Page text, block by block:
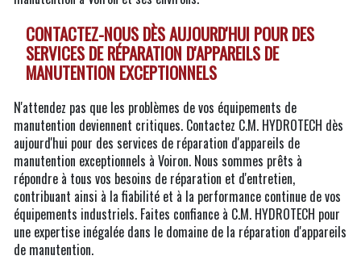
CONTACTEZ-NOUS DÈS AUJOURD'HUI POUR DES
SERVICES DE RÉPARATION D'APPAREILS DE
MANUTENTION EXCEPTIONNELS
N'attendez pas que les problèmes de vos équipements de
manutention deviennent critiques. Contactez C.M. HYDROTECH dès
aujourd'hui pour des services de réparation d'appareils de
manutention exceptionnels à Voiron. Nous sommes prêts à
répondre à tous vos besoins de réparation et d'entretien,
contribuant ainsi à la fiabilité et à la performance continue de vos
équipements industriels. Faites confiance à C.M. HYDROTECH pour
une expertise inégalée dans le domaine de la réparation d'appareils
de manutention.